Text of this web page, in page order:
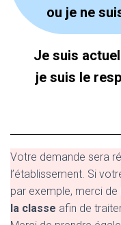
ou je ne
Je suis
je suis le
Votre demande sera
l’établissement. Si
par exemple, merci de
la classe afin de